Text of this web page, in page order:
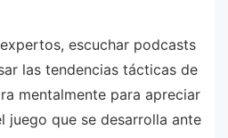
escuchar podcasts
las tendencias tácticas de
mentalmente para apreciar
juego que se desarrolla ante